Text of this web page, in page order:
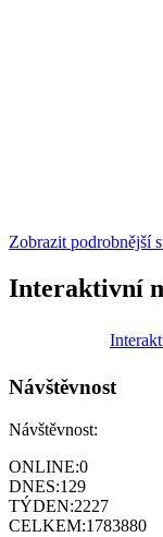
Zobrazit podrobnější
Interaktivní
Návštěvnost
Návštěvnost:
ONLINE:0
DNES:129
TÝDEN:2227
CELKEM:1783880